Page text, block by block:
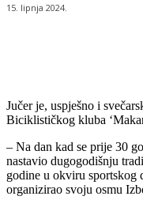
15. lipnja 2024.
Jučer je, uspješno i
Biciklističkog kluba
– Na dan kad se prije 30
nastavio dugogodišnju
godine u okviru sportskog
organizirao svoju osmu